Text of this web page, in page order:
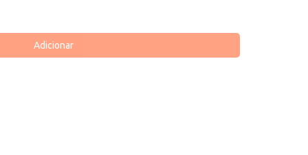
Adicionar